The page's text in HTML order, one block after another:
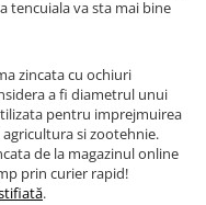
tencuiala va sta mai bine
zincata cu ochiuri
a fi diametrul unui
pentru imprejmuirea
si zootehnie.
de la magazinul online
prin curier rapid!
.